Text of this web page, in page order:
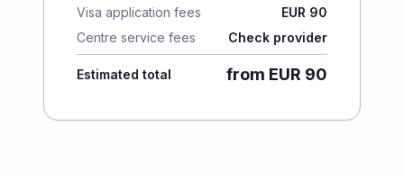
Visa application fees
EUR 90
Centre service fees
Check provider
Estimated total from EUR 90